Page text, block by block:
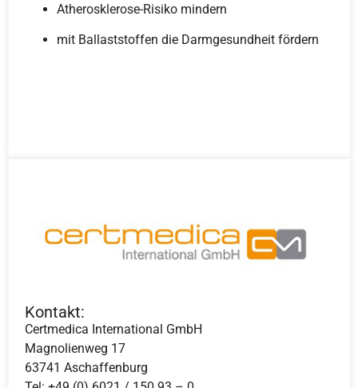
Atherosklerose-Risiko mindern
mit Ballaststoffen die Darmgesundheit fördern
Kontakt:
Certmedica International GmbH
Magnolienweg 17
63741 Aschaffenburg